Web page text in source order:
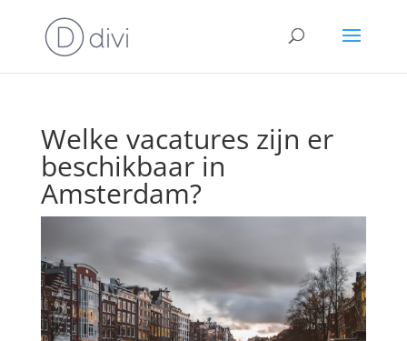
Welke vacatures zijn er
beschikbaar in
Amsterdam?